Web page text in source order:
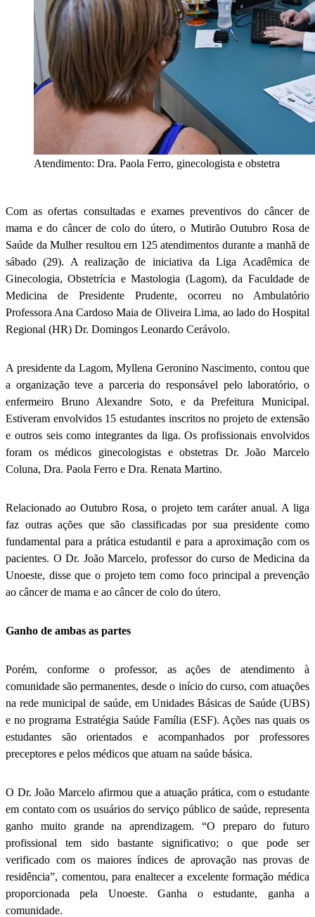
Atendimento: Dra. Paola Ferro, ginecologista e obstetra
Com as ofertas consultadas e exames preventivos do câncer de
mama e do câncer de colo do útero, o Mutirão Outubro Rosa de
Saúde da Mulher resultou em 125 atendimentos durante a manhã de
sábado (29). A realização de iniciativa da Liga Acadêmica de
Ginecologia, Obstetrícia e Mastologia (Lagom), da Faculdade de
Medicina de Presidente Prudente, ocorreu no Ambulatório
Professora Ana Cardoso Maia de Oliveira Lima, ao lado do Hospital
Regional (HR) Dr. Domingos Leonardo Cerávolo.
A presidente da Lagom, Myllena Geronino Nascimento, contou que
a organização teve a parceria do responsável pelo laboratório, o
enfermeiro Bruno Alexandre Soto, e da Prefeitura Municipal.
Estiveram envolvidos 15 estudantes inscritos no projeto de extensão
e outros seis como integrantes da liga. Os profissionais envolvidos
foram os médicos ginecologistas e obstetras Dr. João Marcelo
Coluna, Dra. Paola Ferro e Dra. Renata Martino.
Relacionado ao Outubro Rosa, o projeto tem caráter anual. A liga
faz outras ações que são classificadas por sua presidente como
fundamental para a prática estudantil e para a aproximação com os
pacientes. O Dr. João Marcelo, professor do curso de Medicina da
Unoeste, disse que o projeto tem como foco principal a prevenção
ao câncer de mama e ao câncer de colo do útero.
Ganho de ambas as partes
Porém, conforme o professor, as ações de atendimento à
comunidade são permanentes, desde o início do curso, com atuações
na rede municipal de saúde, em Unidades Básicas de Saúde (UBS)
e no programa Estratégia Saúde Família (ESF). Ações nas quais os
estudantes são orientados e acompanhados por professores
preceptores e pelos médicos que atuam na saúde básica.
O Dr. João Marcelo afirmou que a atuação prática, com o estudante
em contato com os usuários do serviço público de saúde, representa
ganho muito grande na aprendizagem. “O preparo do futuro
profissional tem sido bastante significativo; o que pode ser
verificado com os maiores índices de aprovação nas provas de
residência”, comentou, para enaltecer a excelente formação médica
proporcionada pela Unoeste. Ganha o estudante, ganha a
comunidade.